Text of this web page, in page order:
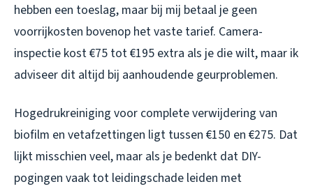
hebben een toeslag, maar bij mij betaal je geen
voorrijkosten bovenop het vaste tarief. Camera-
inspectie kost €75 tot €195 extra als je die wilt, maar ik
adviseer dit altijd bij aanhoudende geurproblemen.
Hogedrukreiniging voor complete verwijdering van
biofilm en vetafzettingen ligt tussen €150 en €275. Dat
lijkt misschien veel, maar als je bedenkt dat DIY-
pogingen vaak tot leidingschade leiden met